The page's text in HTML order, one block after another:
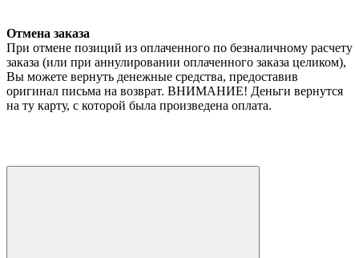
Отмена заказа
При отмене позиций из оплаченного по безналичному расчету
заказа (или при аннулировании оплаченного заказа целиком),
Вы можете вернуть денежные средства, предоставив
оригинал письма на возврат. ВНИМАНИЕ! Деньги вернутся
на ту карту, с которой была произведена оплата.